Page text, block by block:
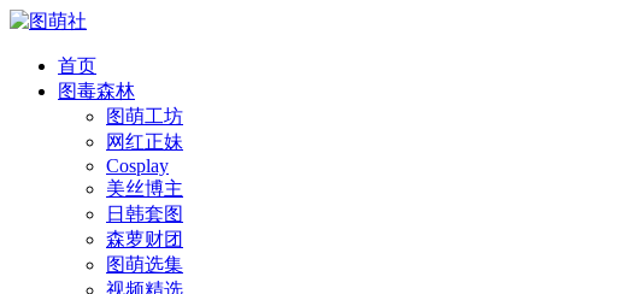
首页
图毒森林
图萌工坊
网红正妹
Cosplay
美丝博主
日韩套图
森萝财团
图萌选集
视频精选